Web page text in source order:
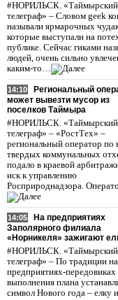
#НОРИЛЬСК. «Таймырский
телеграф» – Словом geek
называли ярмарочных
которые выступали на
публике. Сейчас гиками
людей, очень сильно
каким-то…
14:10
Региональный
может вывезти мусор из
поселков Таймыра
#НОРИЛЬСК. «Таймырский
телеграф» – «РостТех» –
региональный оператор по
твердых коммунальных
подало в краевой
иск к управлению
Росприроднадзора.
14:05
На предприятиях
Заполярного филиала
«Норникеля» зажигают
#НОРИЛЬСК. «Таймырский
телеграф» – По традиции на
предприятиях-передовиках
выполнения плана
символ Нового года – елку и